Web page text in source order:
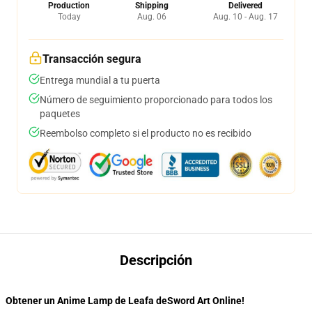
Production
Today
Shipping
Aug. 06
Delivered
Aug. 10 - Aug. 17
Transacción segura
Entrega mundial a tu puerta
Número de seguimiento proporcionado para todos los
paquetes
Reembolso completo si el producto no es recibido
Descripción
Obtener un Anime Lamp de Leafa deSword Art Online!